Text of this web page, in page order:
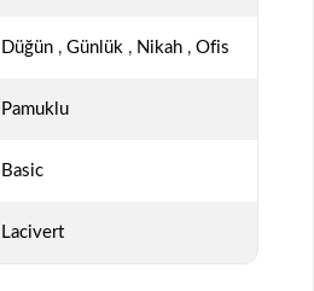
Düğün , Günlük , Nikah , Ofis
Pamuklu
Basic
Lacivert